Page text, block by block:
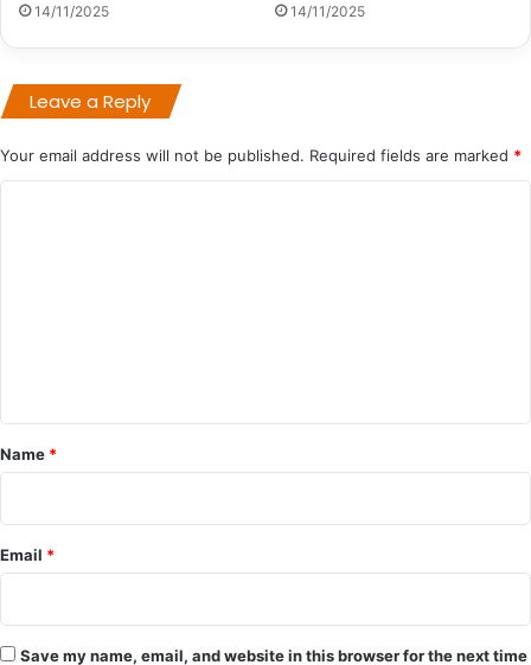
14/11/2025 14/11/2025
Leave a Reply
Your email address will not be published. Required fields are marked *
*
Name *
Email *
Save my name, email, and website in this browser for the next time